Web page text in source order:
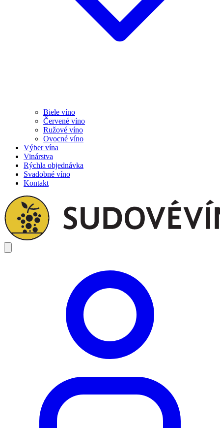
Biele víno
Červené víno
Ružové víno
Ovocné víno
Výber vína
Vinárstva
Rýchla objednávka
Svadobné víno
Kontakt